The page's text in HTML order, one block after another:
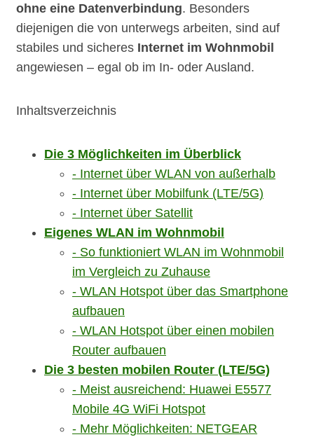
ohne eine Datenverbindung. Besonders
diejenigen die von unterwegs arbeiten, sind auf
stabiles und sicheres Internet im Wohnmobil
angewiesen – egal ob im In- oder Ausland.
Inhaltsverzeichnis
Die 3 Möglichkeiten im Überblick
Internet über WLAN von außerhalb
Internet über Mobilfunk (LTE/5G)
Internet über Satellit
Eigenes WLAN im Wohnmobil
So funktioniert WLAN im Wohnmobil
im Vergleich zu Zuhause
WLAN Hotspot über das Smartphone
aufbauen
WLAN Hotspot über einen mobilen
Router aufbauen
Die 3 besten mobilen Router (LTE/5G)
Meist ausreichend: Huawei E5577
Mobile 4G WiFi Hotspot
Mehr Möglichkeiten: NETGEAR